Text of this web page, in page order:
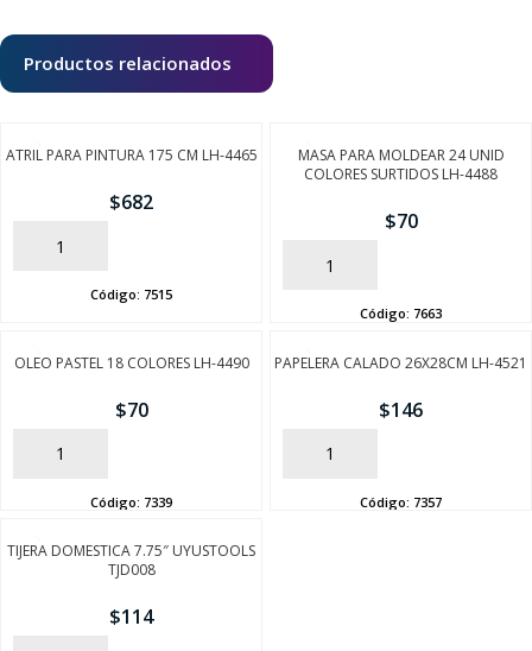
Productos relacionados
ATRIL PARA PINTURA 175 CM LH-4465
$682
AÑADIR
Código: 7515
MASA PARA MOLDEAR 24 UNID
COLORES SURTIDOS LH-4488
$70
AÑADIR
Código: 7663
OLEO PASTEL 18 COLORES LH-4490
$70
AÑADIR
Código: 7339
PAPELERA CALADO 26X28CM LH-4521
$146
AÑADIR
Código: 7357
TIJERA DOMESTICA 7.75″ UYUSTOOLS
TJD008
$114